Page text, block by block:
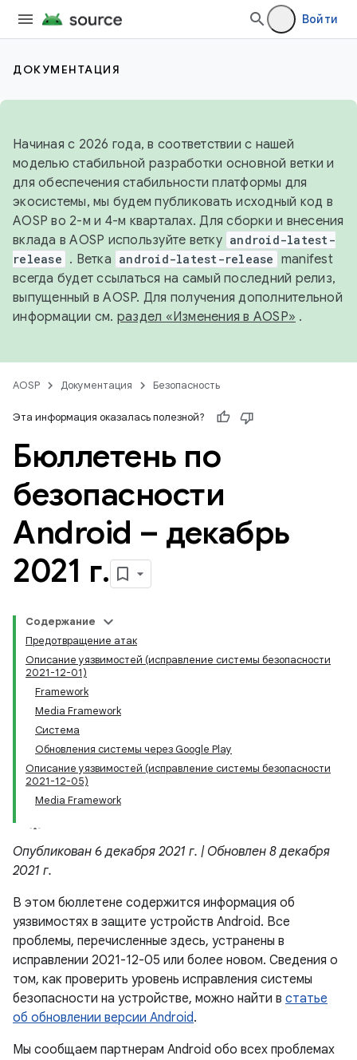
Войти
ДОКУМЕНТАЦИЯ
Начиная с 2026 года, в соответствии с нашей
моделью стабильной разработки основной ветки и
для обеспечения стабильности платформы для
экосистемы, мы будем публиковать исходный код в
AOSP во 2-м и 4-м кварталах. Для сборки и внесения
вклада в AOSP используйте ветку android-latest-
release . Ветка android-latest-release manifest
всегда будет ссылаться на самый последний релиз,
выпущенный в AOSP. Для получения дополнительной
информации см. раздел «Изменения в AOSP» .
AOSP Документация Безопасность
Эта информация оказалась полезной?
Бюллетень по
безопасности
Android – декабрь
2021 г.
Содержание
Предотвращение атак
Описание уязвимостей (исправление системы безопасности
2021-12-01)
Framework
Media Framework
Система
Обновления системы через Google Play
Описание уязвимостей (исправление системы безопасности
2021-12-05)
Media Framework
Опубликован 6 декабря 2021 г. | Обновлен 8 декабря
2021 г.
В этом бюллетене содержится информация об
уязвимостях в защите устройств Android. Все
проблемы, перечисленные здесь, устранены в
исправлении 2021-12-05 или более новом. Сведения о
том, как проверить уровень исправления системы
безопасности на устройстве, можно найти в статье
об обновлении версии Android.
Мы сообщаем партнерам Android обо всех проблемах